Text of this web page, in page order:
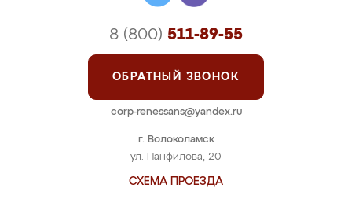
г. Волоколамск
ул. Панфилова, 20
СХЕМА ПРОЕЗДА
8 (800) 511-89-55
ОБРАТНЫЙ ЗВОНОК
corp-renessans@yandex.ru